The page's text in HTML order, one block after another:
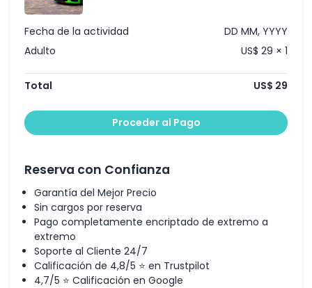
Fecha de la actividad
DD MM, YYYY
Adulto
US$ 29 × 1
Total US$ 29
Proceder al Pago
Reserva con Confianza
Garantía del Mejor Precio
Sin cargos por reserva
Pago completamente encriptado de extremo a
extremo
Soporte al Cliente 24/7
Calificación de 4,8/5 ⭐ en Trustpilot
4,7/5 ⭐ Calificación en Google